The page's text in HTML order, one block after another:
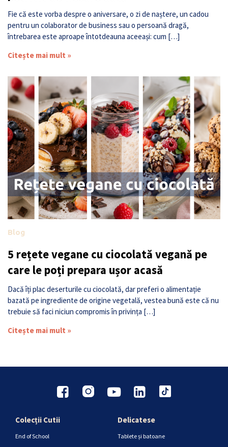
Fie că este vorba despre o aniversare, o zi de naștere, un cadou
pentru un colaborator de business sau o persoană dragă,
întrebarea este aproape întotdeauna aceeași: cum […]
Citește mai mult »
Blog
5 rețete vegane cu ciocolată vegană pe
care le poți prepara ușor acasă
Dacă îți plac deserturile cu ciocolată, dar preferi o alimentație
bazată pe ingrediente de origine vegetală, vestea bună este că nu
trebuie să faci niciun compromis în privința […]
Citește mai mult »
Colecții Cutii
End of School
Delicatese
Tablete și batoane